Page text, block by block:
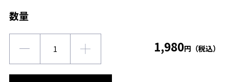
数量
1,980円（税込）